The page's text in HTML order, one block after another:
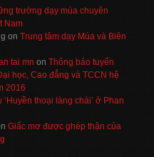
trường dạy múa chuyên
Nam
on Trung tâm dạy Múa và Biên
tai mn on Thông báo tuyển
học, Cao đẳng và TCCN hệ
2016
‘Huyền thoại làng chài’ ở Phan
Giấc mơ được ghép thận của